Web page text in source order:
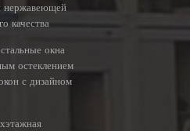
нержавеющей
качества
окна
остеклением
с дизайном